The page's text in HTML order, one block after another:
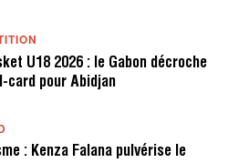
U18 2026 : le Gabon décroche
card pour Abidjan
: Kenza Falana pulvérise le